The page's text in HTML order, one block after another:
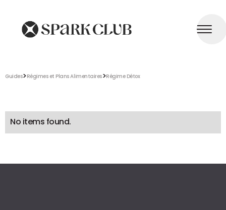
Guides>Régimes et Plans Alimentaires>Régime Détox
No items found.